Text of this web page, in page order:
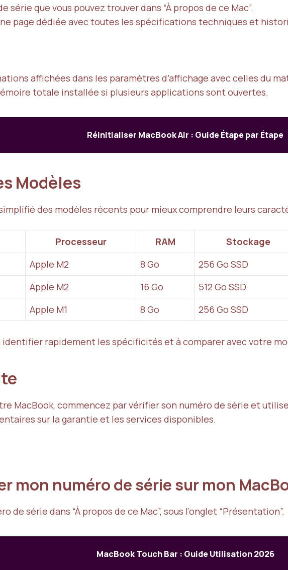
série que vous pouvez trouver dans “À propos de ce Mac”.
page dédiée avec toutes les spécifications techniques et
affichées dans les paramètres d’affichage avec celles du
totale installée si plusieurs applications sont ouvertes.
Réinitialiser MacBook Air : Guide Étape par Étape
Modèles
des modèles récents pour mieux comprendre leurs
Processeur RAM
Stockage
Apple M2 8 Go
256 Go SSD
Apple M2 16 Go
512 Go SSD
Apple M1 8 Go 256 Go SSD
identifier rapidement les spécificités et à comparer avec votre
MacBook, commencez par vérifier son numéro de série et
sur la garantie et les services disponibles.
mon numéro de série sur mon
de série dans “À propos de ce Mac”, sous l’onglet “Présentation”.
MacBook Touch Bar : Guide Utilisation 2026